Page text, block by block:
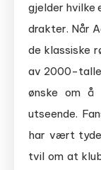
gjelder hvilke
drakter. Når
de klassiske
av 2000-
ønske om å
utseende.
har vært
tvil om at